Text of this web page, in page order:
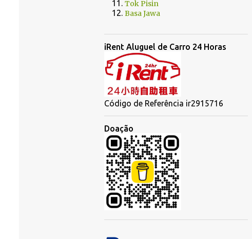
Tok Pisin
Basa Jawa
iRent Aluguel de Carro 24 Horas
Código de Referência ir2915716
Doação